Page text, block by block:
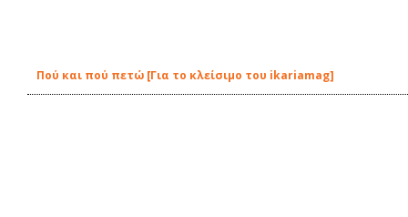
Πού και πού πετώ [Για το κλείσιμο του ikariamag]